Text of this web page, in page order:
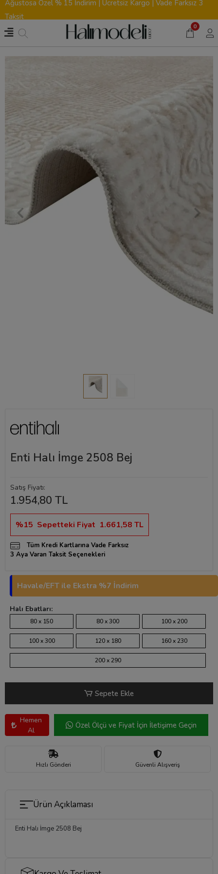
Ağustosa Özel % 15 İndirim | Ücretsiz Kargo | Vade Farksız 3
Taksit
0
Enti Halı İmge 2508 Bej
Satış Fiyatı:
1.954,80 TL
%15 Sepetteki Fiyat 1.661,58 TL
Tüm Kredi Kartlarına Vade Farksız
3 Aya Varan Taksit Seçenekleri
Havale/EFT ile Ekstra %7 İndirim
Halı Ebatları:
80 x 150 80 x 300 100 x 200
100 x 300 120 x 180 160 x 230
200 x 290
Sepete Ekle
Hemen
Al
Özel Ölçü ve Fiyat İçin İletişime Geçin
Hızlı Gönderi Güvenli Alışveriş
Ürün Açıklaması
Enti Halı İmge 2508 Bej